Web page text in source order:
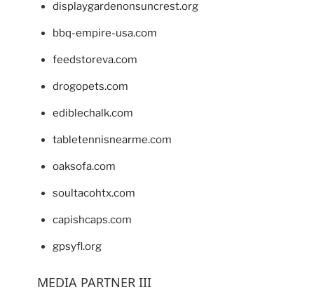
displaygardenonsuncrest.org
bbq-empire-usa.com
feedstoreva.com
drogopets.com
ediblechalk.com
tabletennisnearme.com
oaksofa.com
soultacohtx.com
capishcaps.com
gpsyfl.org
MEDIA PARTNER III